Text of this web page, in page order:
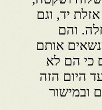
יד, וגם
והם
אותם
כי הם לא
היום הזה
ובמישור